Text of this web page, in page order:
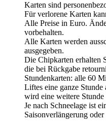
Karten sind
Für verlorene Karten
Alle Preise in Euro.
vorbehalten.
Alle Karten werden
ausgegeben.
Die Chipkarten erhalten
die bei Rückgabe
Stundenkarten: alle 60
Liftes eine ganze
wird eine weitere Stunde
Je nach Schneelage ist
Saisonverlängerung